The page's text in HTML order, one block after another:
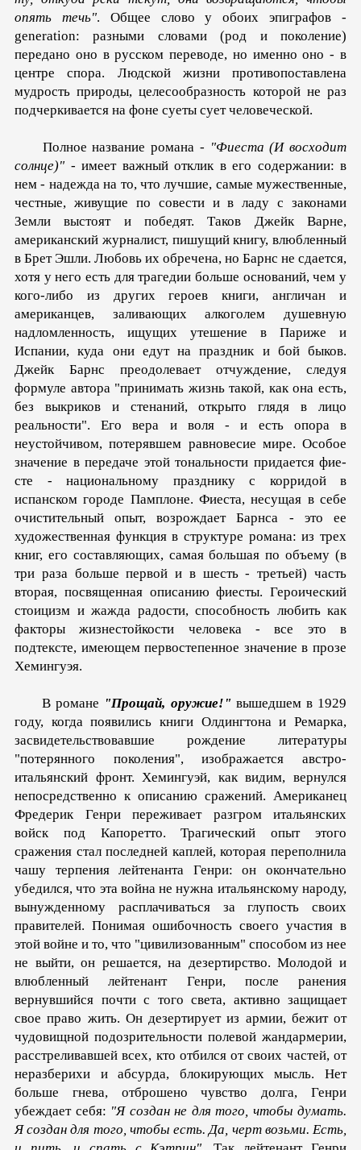
опять течь". Общее слово у обоих эпиграфов -
generation: разными словами (род и поколение)
передано оно в русском переводе, но именно оно - в
центре спора. Людской жизни противопоставлена
мудрость природы, целесообразность которой не раз
подчеркивается на фоне суеты сует человеческой.
Полное название романа - "Фиеста (И восходит
солнце)" - имеет важ­ный отклик в его содержании: в
нем - надежда на то, что лучшие, самые мужественные,
честные, живущие по совести и в ладу с законами
Земли выстоят и победят. Таков Джейк Варне,
американский журналист, пишущий книгу, влюблен­ный
в Брет Эшли. Любовь их обречена, но Барнс не сдается,
хотя у него есть для трагедии больше оснований, чем у
кого-либо из других героев книги, англичан и
американцев, зали­вающих алкоголем душевную
надломленность, ищущих уте­шение в Париже и
Испании, куда они едут на праздник и бой быков.
Джейк Барнс преодолевает отчуждение, следуя
формуле автора "принимать жизнь такой, как она есть,
без выкриков и стенаний, открыто глядя в лицо
реальности". Его вера и воля - и есть опора в
неустойчивом, потерявшем равновесие мире. Особое
значение в передаче этой тональности придается фие­
сте - национальному празднику с корридой в
испанском го­роде Памплоне. Фиеста, несущая в себе
очистительный опыт, возрождает Барнса - это ее
художественная функция в струк­туре романа: из трех
книг, его составляющих, самая большая по объему (в
три раза больше первой и в шесть - третьей) часть
вторая, посвященная описанию фиесты. Героический
стоицизм и жажда радости, способность любить как
факторы жизнестойкости человека - все это в
подтексте, имеющем первостепенное значение в прозе
Хемингуэя.
В романе "Прощай, оружие!" вышедшем в 1929
году, ко­гда появились книги Олдингтона и Ремарка,
засвидетельство­вавшие рождение литературы
"потерянного поколения", изо­бражается австро-
итальянский фронт. Хемингуэй, как видим, вернулся
непосредственно к описанию сражений. Американец
Фредерик Генри переживает разгром итальянских
войск под Капоретто. Трагический опыт этого
сражения стал последней каплей, которая переполнила
чашу терпения лейтенанта Генри: он окончательно
убедился, что эта война не нужна итальянскому народу,
вынужденному расплачиваться за глупость своих
правителей. Понимая ошибочность своего участия в
этой войне и то, что "цивилизованным" способом из нее
не выйти, он решается, на дезертирство. Молодой и
влюбленный лейтенант Генри, после ранения
вернувшийся почти с того света, активно защищает
свое право жить. Он дезертирует из армии, бежит от
чудовищной подозрительности полевой жандармерии,
расстреливавшей всех, кто отбился от своих частей, от
неразберихи и абсурда, блокирующих мысль. Нет
больше гнева, отброшено чувство долга, Генри
убеждает себя: "Я соз­дан не для того, чтобы думать.
Я создан для того, чтобы есть. Да, черт возьми. Есть,